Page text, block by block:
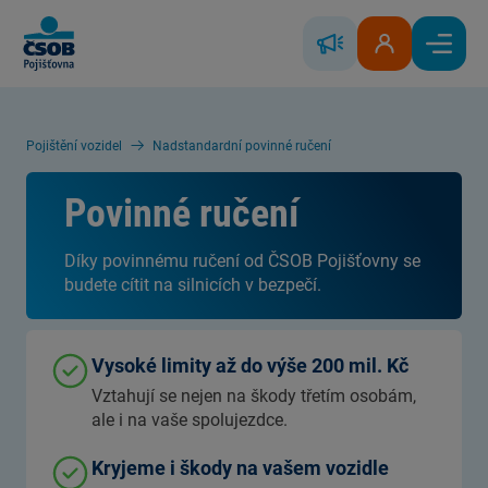
Skip to Main Content
Řešení škodyKlientská zóna
Hlavní
Pojištění vozidel Nadstandardní povinné ručení
Povinné ručení
Díky povinnému ručení od ČSOB Pojišťovny se
budete cítit na silnicích v bezpečí.
Vysoké limity až do výše 200 mil. Kč
Vztahují se nejen na škody třetím osobám,
ale i na vaše spolujezdce.
Kryjeme i škody na vašem vozidle